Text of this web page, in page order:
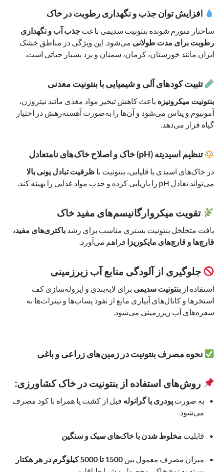
افزایش توان جذب و نگهداری رطوبت در خاک
ساختار متورم شونده بنتونیت سدیمی باعث جذب آب و نگهداری
رطوبت برای مدت طولانی می‌شود. این ویژگی در مناطق خشک
ایران مانند خوزستان، کرمان، سمنان و یزد بسیار حیاتی است.
تثبیت کودهای آلی و شیمیایی با بنتونیت معدنی
بنتونیت میکرونیزه باعث کاهش تبخیر مواد مغذی مانند نیتروژن،
آمونیوم و پتاس می‌شود و آن‌ها را به‌صورت آهسته‌رهش در اختیار
گیاه قرار می‌دهد.
تنظیم اسیدیته (pH) خاک و اصلاح خاک‌های نامتعادل
در خاک‌های اسیدی یا قلیایی، بنتونیت با ظرفیت تبادل یونی بالا
می‌تواند تعادل pH را بازیابی کرده و جذب مواد غذایی را بهینه کند.
تقویت میکروارگانیسم‌های مفید خاک
بافت متخلخل بنتونیت بستری مناسب برای رشد باکتری‌های مفید،
قارچ‌ها و قارچ‌های مایکوریزا فراهم می‌آورد.
جلوگیری از آلودگی منابع آب زیرزمینی
استفاده از بنتونیت سدیمی برای لایه‌بندی و ایزوله‌سازی کف
استخرها و کانال‌های آبیاری مانع از نفوذ پساب‌ها و نیترات‌ها به
سفره‌های آب زیرزمینی می‌شود.
نحوه مصرف بنتونیت در زمین‌های زراعی و باغی
روش‌های استفاده از بنتونیت در خاک کشاورزی:
به صورت پودری یا گرانوله قبل از کشت یا همراه با کود مصرف
می‌شود
قابلیت مخلوط‌ شدن با خاک‌های سبک و سنگین
میزان مصرف معمول بین 1500 تا 5000 کیلوگرم در هر هکتار